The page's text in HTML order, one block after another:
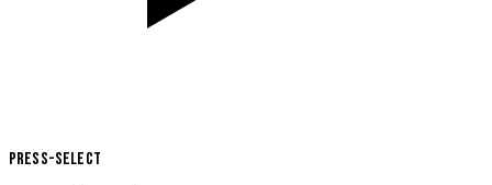
Press-Select